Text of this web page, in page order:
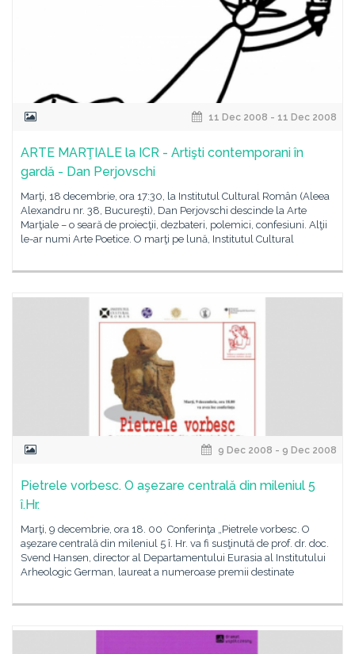
11 Dec 2008 - 11 Dec 2008
ARTE MARŢIALE la ICR - Artişti contemporani în
gardă - Dan Perjovschi
Marţi, 18 decembrie, ora 17:30, la Institutul Cultural Român (Aleea
Alexandru nr. 38, Bucureşti), Dan Perjovschi descinde la Arte
Marţiale – o seară de proiecţii, dezbateri, polemici, confesiuni. Alţii
le-ar numi Arte Poetice. O marţi pe lună, Institutul Cultural
9 Dec 2008 - 9 Dec 2008
Pietrele vorbesc. O aşezare centrală din mileniul 5
î.Hr.
Marţi, 9 decembrie, ora 18. 00 Conferinţa „Pietrele vorbesc. O
aşezare centrală din mileniul 5 î. Hr. va fi susţinută de prof. dr. doc.
Svend Hansen, director al Departamentului Eurasia al Institutului
Arheologic German, laureat a numeroase premii destinate